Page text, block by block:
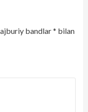
bandlar* bilan